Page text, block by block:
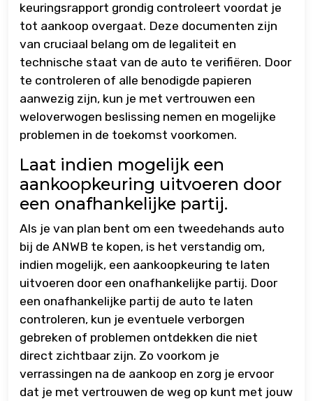
keuringsrapport grondig controleert voordat je
tot aankoop overgaat. Deze documenten zijn
van cruciaal belang om de legaliteit en
technische staat van de auto te verifiëren. Door
te controleren of alle benodigde papieren
aanwezig zijn, kun je met vertrouwen een
weloverwogen beslissing nemen en mogelijke
problemen in de toekomst voorkomen.
Laat indien mogelijk een
aankoopkeuring uitvoeren door
een onafhankelijke partij.
Als je van plan bent om een tweedehands auto
bij de ANWB te kopen, is het verstandig om,
indien mogelijk, een aankoopkeuring te laten
uitvoeren door een onafhankelijke partij. Door
een onafhankelijke partij de auto te laten
controleren, kun je eventuele verborgen
gebreken of problemen ontdekken die niet
direct zichtbaar zijn. Zo voorkom je
verrassingen na de aankoop en zorg je ervoor
dat je met vertrouwen de weg op kunt met jouw